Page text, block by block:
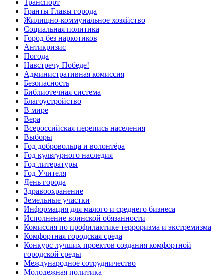
Транспорт
Гранты Главы города
Жилищно-коммунальное хозяйство
Социальная политика
Город без наркотиков
Антикризис
Погода
Навстречу Победе!
Административная комиссия
Безопасность
Библиотечная система
Благоустройство
В мире
Вера
Всероссийская перепись населения
Выборы
Год добровольца и волонтёра
Год культурного наследия
Год литературы
Год Учителя
День города
Здравоохранение
Земельные участки
Информация для малого и среднего бизнеса
Исполнение воинской обязанности
Комиссия по профилактике терроризма и экстремизма
Комфортная городская среда
Конкурс лучших проектов создания комфортной
городской среды
Международное сотрудничество
Молодежная политика